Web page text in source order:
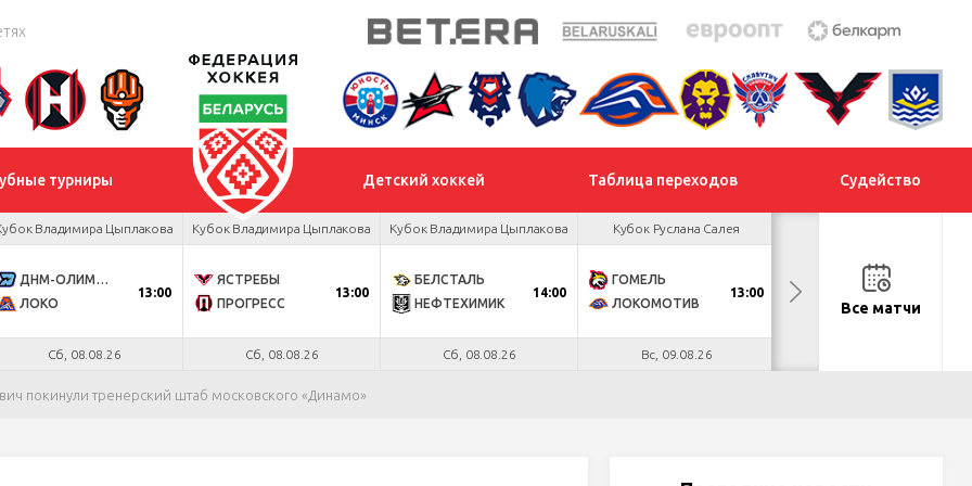
турниры Детский хоккей Таблица переходов Судейство
Владимира Цыплакова
ДНМ-ОЛИМПИК
ЛОКО
13:00
Сб, 08.08.26
Кубок Владимира Цыплакова
ЯСТРЕБЫ
ПРОГРЕСС
13:00
Сб, 08.08.26
Кубок Владимира Цыплакова
БЕЛСТАЛЬ
НЕФТЕХИМИК
14:00
Сб, 08.08.26
Кубок Руслана Салея
ГОМЕЛЬ
ЛОКОМОТИВ
13:00
Вс, 09.08.26
МОГИЛЕВ
СЛАВУТИЧ
Все матчи
покинули тренерский штаб московского «Динамо»